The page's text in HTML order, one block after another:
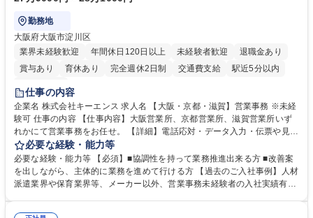
勤務地
大阪府大阪市淀川区
業界未経験歓迎
年間休日120日以上 未経験者歓迎
退職金あり
賞与あり
育休あり 完全週休2日制 交通費支給
駅近5分以内
土日祝休み
仕事の内容
企業名 株式会社キーエンス 求人名 【大阪・京都・滋賀】営業事務 ※未経
験可 仕事の内容 【仕事内容】大阪営業所、京都営業所、滋賀営業所いず
れかにて営業事務をお任せ。 【詳細】電話応対・データ入力・伝票や見積
の作成・カタログ送付・来客対応・営業所内で発生する事務業務や業務改
善をお任せ。 【教育制度】ご入社後、育成担当とペアになりながらOJTに
て業務を覚えていただくことが可能です。業務システムがきちんと構築さ
れているため、スムーズに仕事に慣れることができる環境です。また、
必要な経験・能力等
必要な経験・能力等 【必須】■協調性を持って業務推進出来る方 ■改善案
を出しながら、主体的に業務を進めて行ける方 【過去のご入社事例】人材
派遣業界や保育業界等、メーカー以外、営業事務未経験者の入社実績有